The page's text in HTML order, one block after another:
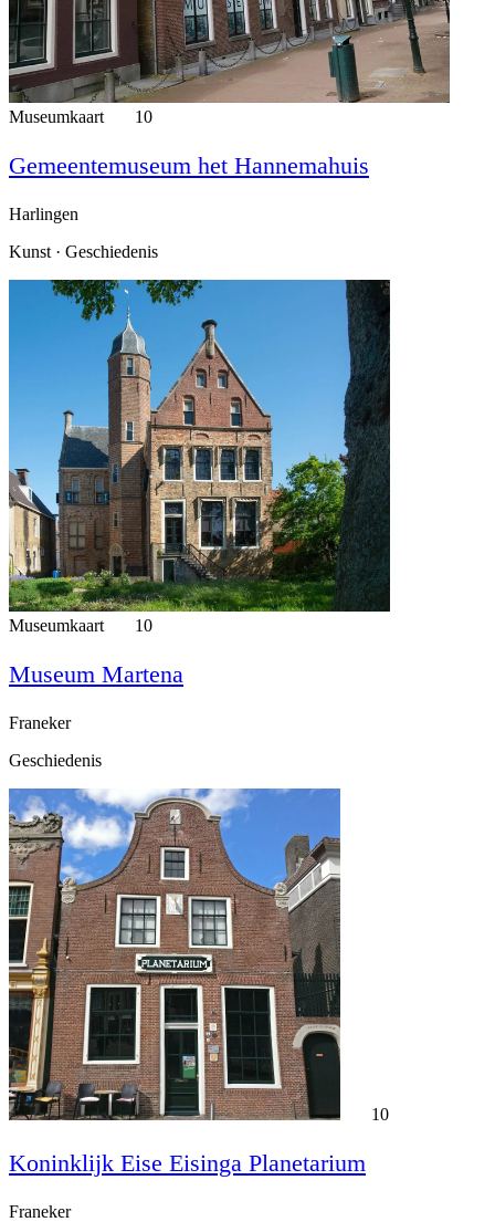
Museumkaart 10
Gemeentemuseum het Hannemahuis
Harlingen
Kunst · Geschiedenis
Museumkaart 10
Museum Martena
Franeker
Geschiedenis
10
Koninklijk Eise Eisinga Planetarium
Franeker